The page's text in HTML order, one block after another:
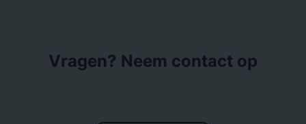
Vragen? Neem contact op